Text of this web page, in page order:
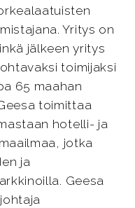
Yritys on
jälkeen yritys
toimijaksi
65 maahan
toimittaa
hotelli- ja
jotka
ja
Geesa